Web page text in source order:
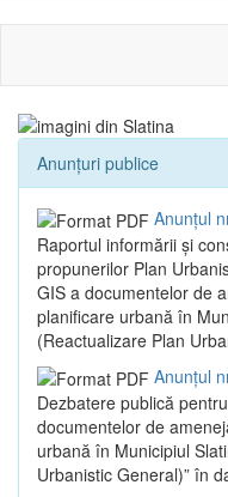
Anunțuri publice
Anunțul
Raportul informării și
propunerilor Plan
GIS a documentelor de
planificare urbană în
(Reactualizare Plan
Anunțul
Dezbatere publică
documentelor de
urbană în Municipiul
Urbanistic General)” în